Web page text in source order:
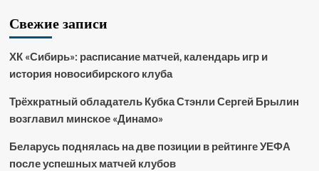
Свежие записи
ХК «Сибирь»: расписание матчей, календарь игр и
история новосибирского клуба
Трёхкратный обладатель Кубка Стэнли Сергей Брылин
возглавил минское «Динамо»
Беларусь поднялась на две позиции в рейтинге УЕФА
после успешных матчей клубов